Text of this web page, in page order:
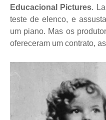
Educacional Pictures.
teste de elenco, e
um piano. Mas os
ofereceram um contrato,